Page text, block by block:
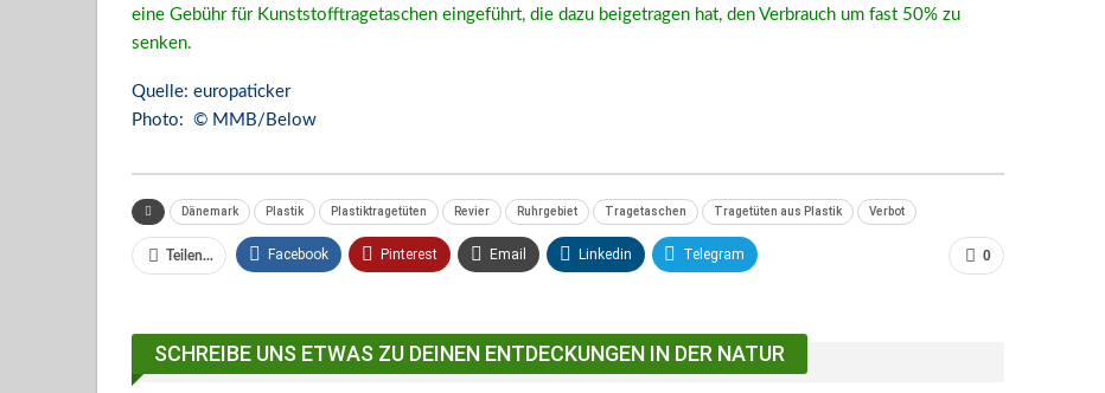
eine Gebühr für Kunststofftragetaschen eingeführt, die dazu beigetragen hat, den Verbrauch um fast 50% zu
senken.
Quelle: europaticker
Photo: © MMB/Below
Dänemark Plastik Plastiktragetüten Revier Ruhrgebiet Tragetaschen Tragetüten aus Plastik Verbot
0
Teilen... Facebook Pinterest Email Linkedin Telegram
SCHREIBE UNS ETWAS ZU DEINEN ENTDECKUNGEN IN DER NATUR